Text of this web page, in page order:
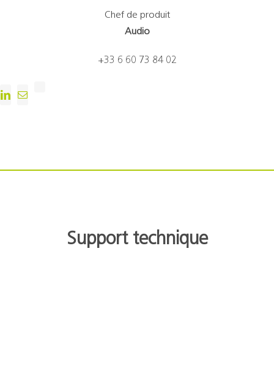
Chef de produit
Audio
+33 6 60 73 84 02
Support technique